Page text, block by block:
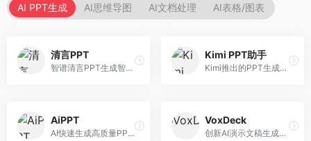
AI PPT生成 AI思维导图 AI文档处理 AI表格/图表
清言PPT
智谱清言PPT生成智能体，基于GLM大模型。面向智谱用户，支持对话生成PPT、内容优化等服务，与智谱生态深度整合。
Kimi PPT助手
Kimi推出的PPT生成智能体，整合长文本处理能力。面向职场人士和学生，支持文档解析、PPT生成、内容优化等服务，与Kimi生态深度整合。
AiPPT
AI快速生成高质量PPT平台，支持主题定制。面向职场人士和学生，提供一键生成、模板选择、内容优化等服务，PPT制作速度快，设计质量高。
VoxDeck
创新AI演示文稿生成工具，支持语音交互创作。面向职场人士，支持语音输入、PPT生成、内容优化等功能，语音创作体验便捷。